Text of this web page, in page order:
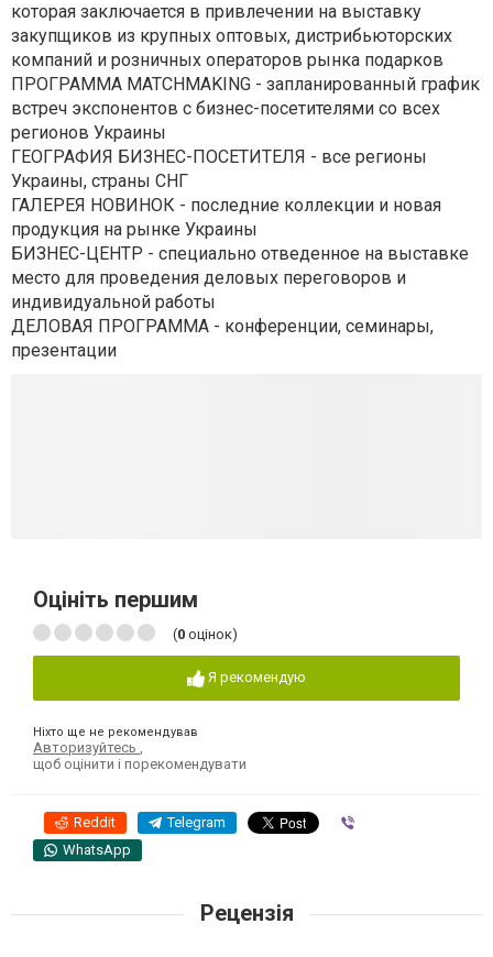
которая заключается в привлечении на выставку
закупщиков из крупных оптовых, дистрибьюторских
компаний и розничных операторов рынка подарков
ПРОГРАММА MATCHMAKING - запланированный график
встреч экспонентов с бизнес-посетителями со всех
регионов Украины
ГЕОГРАФИЯ БИЗНЕС-ПОСЕТИТЕЛЯ - все регионы
Украины, страны СНГ
ГАЛЕРЕЯ НОВИНОК - последние коллекции и новая
продукция на рынке Украины
БИЗНЕС-ЦЕНТР - специально отведенное на выставке
место для проведения деловых переговоров и
индивидуальной работы
ДЕЛОВАЯ ПРОГРАММА - конференции, семинары,
презентации
Оцініть першим
(0 оцінок)
Я рекомендую
Ніхто ще не рекомендував
Авторизуйтесь
щоб оцінити і порекомендувати
Reddit Telegram
WhatsApp
Рецензія